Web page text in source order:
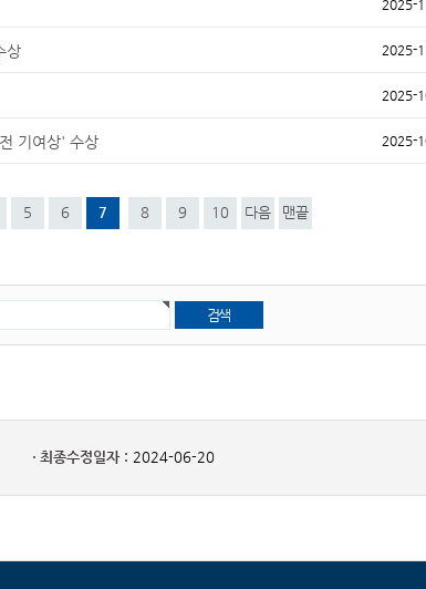
2025-
상 2025-
2025-
기여상' 수상 2025-
5 6 7 8 9 10 다음 맨끝
최종수정일자 : 2024-06-20